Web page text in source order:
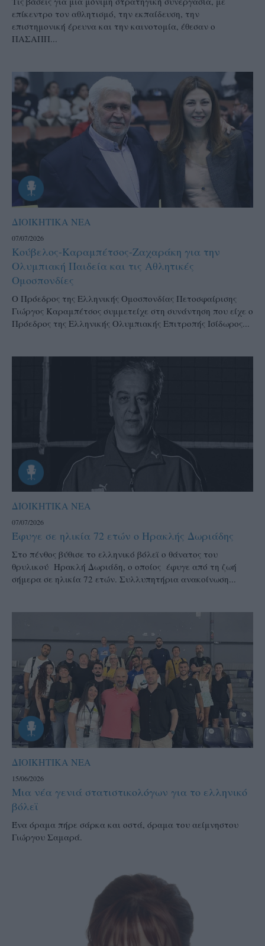
επίκεντρο τον αθλητισμό, την εκπαίδευση, την
επιστημονική έρευνα και την καινοτομία, έθεσαν ο
ΠΑΣΑΠΠ...
ΔΙΟΙΚΗΤΙΚΑ ΝΕΑ
07/07/2026
Κούβελος-Καραμπέτσος-Ζαχαράκη για την
Ολυμπιακή Παιδεία και τις Αθλητικές
Ομοσπονδίες
Ο Πρόεδρος της Ελληνικής Ομοσπονδίας Πετοσφαίρισης
Γιώργος Καραμπέτσος συμμετείχε στη συνάντηση που είχε ο
Πρόεδρος της Ελληνικής Ολυμπιακής Επιτροπής Ισίδωρος...
ΔΙΟΙΚΗΤΙΚΑ ΝΕΑ
07/07/2026
Έφυγε σε ηλικία 72 ετών ο Ηρακλής Δωριάδης
Στο πένθος βύθισε το ελληνικό βόλεϊ ο θάνατος του
θρυλικού Ηρακλή Δωριάδη, ο οποίος έφυγε από τη ζωή
σήμερα σε ηλικία 72 ετών. Συλλυπητήρια ανακοίνωση...
ΔΙΟΙΚΗΤΙΚΑ ΝΕΑ
15/06/2026
Μια νέα γενιά στατιστικολόγων για το ελληνικό
βόλεϊ
Ένα όραμα πήρε σάρκα και οστά, όραμα του αείμνηστου
Γιώργου Σαμαρά.